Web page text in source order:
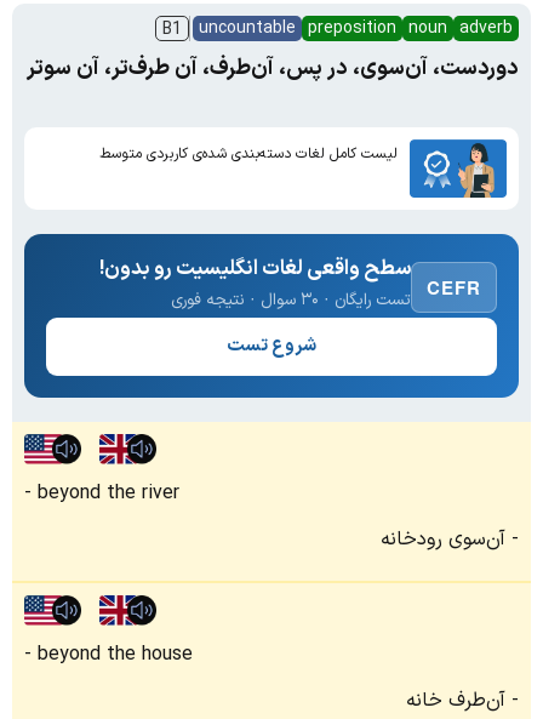
adverb
noun
preposition
uncountable
B1
دوردست، آن‌سوی، در پس، آن‌طرف، آن طرف‌تر، آن سوتر
لیست کامل لغات دسته‌بندی شده‌ی کاربردی متوسط
CEFR
سطح واقعی لغات انگلیسیت رو بدون!
تست رایگان · ۳۰ سوال · نتیجه فوری
شروع تست
beyond the river
آن‌سوی رودخانه
beyond the house
آن‌طرف خانه